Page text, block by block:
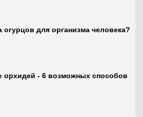
огурцов для организма человека?
орхидей - 6 возможных способов